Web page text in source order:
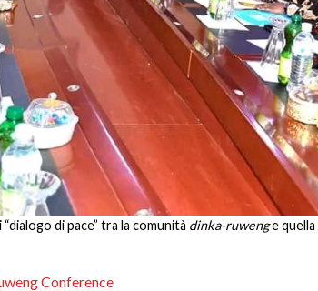
di pace” tra la comunità dinka-ruwenge quella
Conference